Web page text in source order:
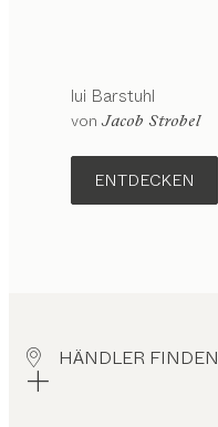
lui Barstuhl
von Jacob Strobel
ENTDECKEN
HÄNDLER FINDEN